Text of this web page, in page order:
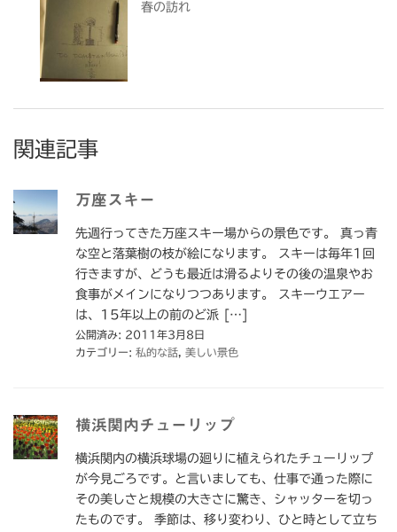
春の訪れ
関連記事
万座スキー
先週行ってきた万座スキー場からの景色です。 真っ青
な空と落葉樹の枝が絵になります。 スキーは毎年1回
行きますが、どうも最近は滑るよりその後の温泉やお
食事がメインになりつつあります。 スキーウエアー
は、15年以上の前のど派 […]
公開済み: 2011年3月8日
カテゴリー: 私的な話 美しい景色
横浜関内チューリップ
横浜関内の横浜球場の廻りに植えられたチューリップ
が今見ごろです。と言いましても、仕事で通った際に
その美しさと規模の大きさに驚き、シャッターを切っ
たものです。 季節は、移り変わり、ひと時として立ち